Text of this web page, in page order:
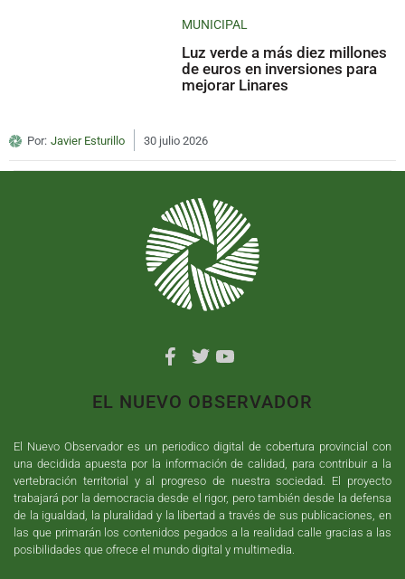
MUNICIPAL
Luz verde a más diez millones
de euros en inversiones para
mejorar Linares
Por: Javier Esturillo 30 julio 2026
EL NUEVO OBSERVADOR
El Nuevo Observador es un periodico digital de cobertura provincial con
una decidida apuesta por la información de calidad, para contribuir a la
vertebración territorial y al progreso de nuestra sociedad. El proyecto
trabajará por la democracia desde el rigor, pero también desde la defensa
de la igualdad, la pluralidad y la libertad a través de sus publicaciones, en
las que primarán los contenidos pegados a la realidad calle gracias a las
posibilidades que ofrece el mundo digital y multimedia.